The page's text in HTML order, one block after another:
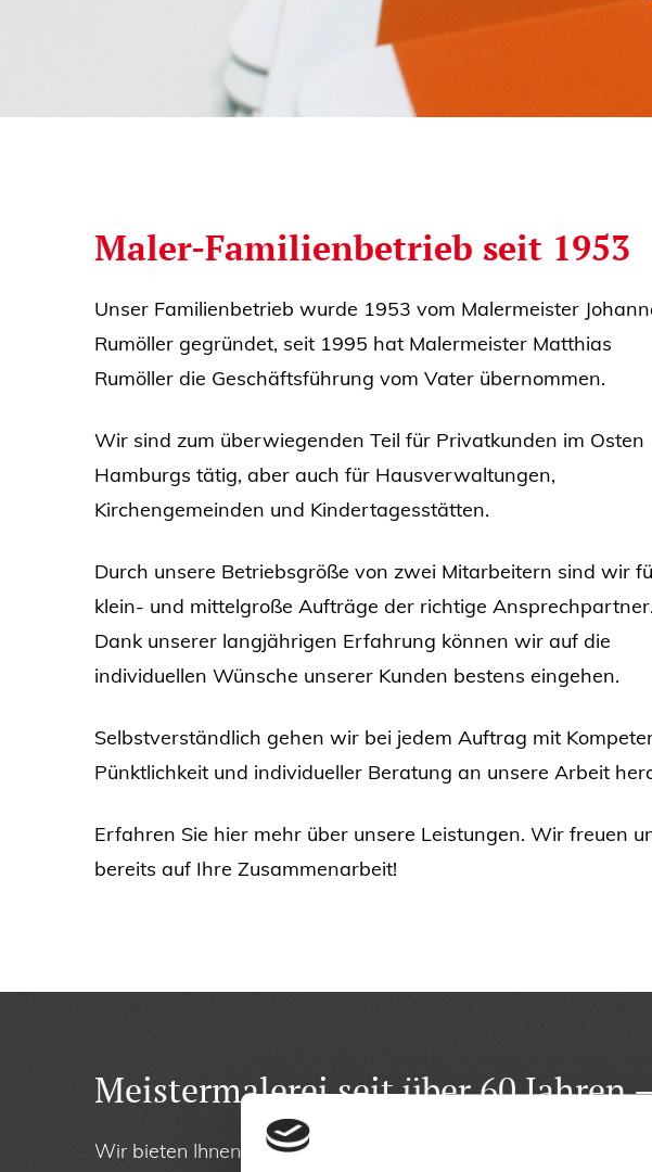
Maler-Familienbetrieb seit 1953
Unser Familienbetrieb wurde 1953 vom Malermeister
Rumöller gegründet, seit 1995 hat Malermeister Matthias
Rumöller die Geschäftsführung vom Vater übernommen.
Wir sind zum überwiegenden Teil für Privatkunden im Osten
Hamburgs tätig, aber auch für Hausverwaltungen,
Kirchengemeinden und Kindertagesstätten.
Durch unsere Betriebsgröße von zwei Mitarbeitern sind wir
klein- und mittelgroße Aufträge der richtige Ansprechpartner.
Dank unserer langjährigen Erfahrung können wir auf die
individuellen Wünsche unserer Kunden bestens eingehen.
Selbstverständlich gehen wir bei jedem Auftrag mit
Pünktlichkeit und individueller Beratung an unsere Arbeit
Erfahren Sie hier mehr über unsere Leistungen. Wir freuen
bereits auf Ihre Zusammenarbeit!
Meistermalerei seit über 60 Jahren
Wir bieten Ihnen kompetente Leistungen in einem breiten